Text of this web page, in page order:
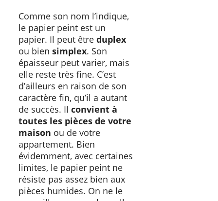
Comme son nom l’indique,
le papier peint est un
papier. Il peut être duplex
ou bien simplex. Son
épaisseur peut varier, mais
elle reste très fine. C’est
d’ailleurs en raison de son
caractère fin, qu’il a autant
de succès. Il convient à
toutes les pièces de votre
maison ou de votre
appartement. Bien
évidemment, avec certaines
limites, le papier peint ne
résiste pas assez bien aux
pièces humides. On ne le